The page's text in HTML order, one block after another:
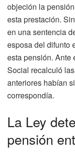
objeción la
esta prestación.
en una sentencia
esposa del difunto
esta pensión. Ante
Social recalculó
anteriores habían
correspondía.
La Ley
pensión